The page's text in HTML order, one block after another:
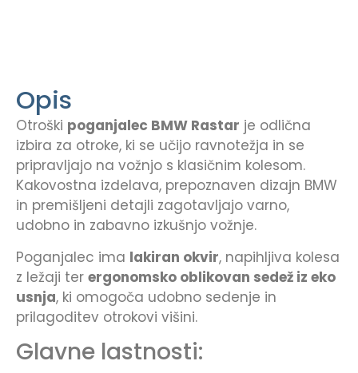
Opis
Otroški poganjalec BMW Rastar je odlična
izbira za otroke, ki se učijo ravnotežja in se
pripravljajo na vožnjo s klasičnim kolesom.
Kakovostna izdelava, prepoznaven dizajn BMW
in premišljeni detajli zagotavljajo varno,
udobno in zabavno izkušnjo vožnje.
Poganjalec ima lakiran okvir, napihljiva kolesa
z ležaji ter ergonomsko oblikovan sedež iz eko
usnja, ki omogoča udobno sedenje in
prilagoditev otrokovi višini.
Glavne lastnosti: